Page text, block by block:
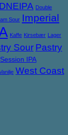
DNEIPA Double
Sour Imperial
Kaffe Kirsebær Lager
Sour Pastry
Session IPA
West Coast